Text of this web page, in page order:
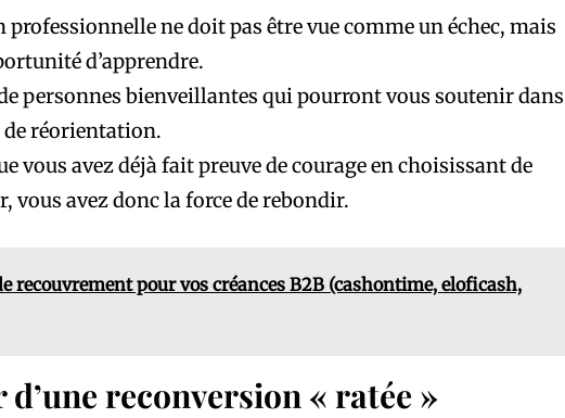
professionnelle ne doit pas être vue comme un échec, mais
d’apprendre.
personnes bienveillantes qui pourront vous soutenir dans
de réorientation.
vous avez déjà fait preuve de courage en choisissant de
vous avez donc la force de rebondir.
recouvrement pour vos créances B2B (cashontime, eloficash,
reconversion « ratée »